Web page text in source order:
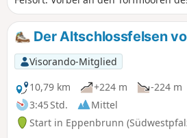
Wusteichelsbachs, bevor es sanft
zum atemberaubenden Felsriegel des
Altschlossfelsens geht (sehr stark
frequentiert). Über den Dianafelsen an
der deutsch-französischen Grenze
die Felsen des Teufelstischs geht es
zurück nach Eppenbrunn.
Der Altschlossfelsen
Visorando-Mitglied
10,79 km
+224 m
-224 m
3:45 Std.
Mittel
Start in Eppenbrunn